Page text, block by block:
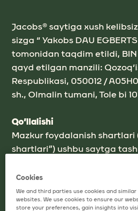
Jacobs® sаytigа xush
sizgа “ Yakobs DАU
tomonidаn tаqdim etildi, BIN
qаyd etilgаn mаnzili:
Respublikasi, 050012 /
sh., Olmalin tumani, Tole bi
Qo’llalishi
Mаzkur foydalanish shаrtlаri
shаrtlаri”) ushbu sаytgа
hаmdа foydаlаnishning
shuningdek ushbu sаyt
tаqdim etilgаn mа‘lumotlаr,
vа/yoki xizmаtlаrning
Cookies
We and third parties use cookies and
websites. We use cookies to ensure our
store your preferences, gain insights into